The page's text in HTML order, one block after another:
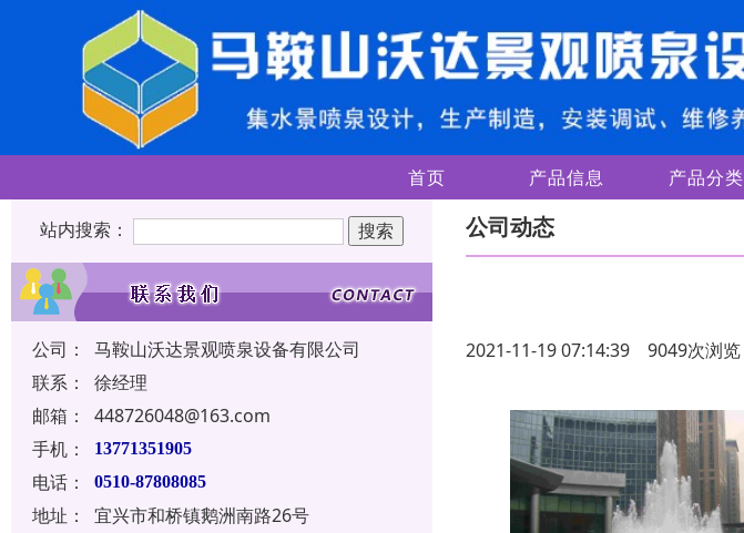
首页 产品信息 产品分类
站内搜索：
公司：
马鞍山沃达景观喷泉设备有限公司
联系：
徐经理
邮箱：
448726048@163.com
手机：
13771351905
电话： 0510-87808085
地址：
宜兴市和桥镇鹅洲南路26号
公司动态
2021-11-19 07:14:39 9049次浏览